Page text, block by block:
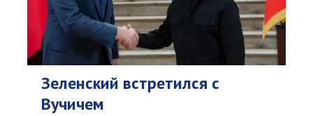
Зеленский встретился с
Вучичем